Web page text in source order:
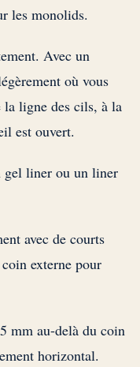
les monolids.
Avec un
où vous
la ligne des cils, à la
est ouvert.
gel liner ou un liner
avec de courts
externe pour
mm au-delà du coin
horizontal.